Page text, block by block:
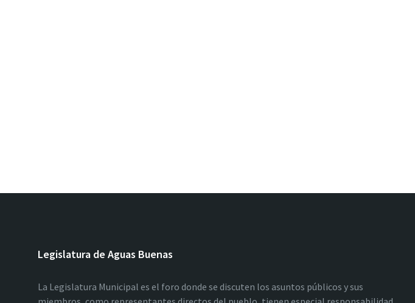
Legislatura de Aguas Buenas
La Legislatura Municipal es el foro donde se discuten los asuntos públicos y sus